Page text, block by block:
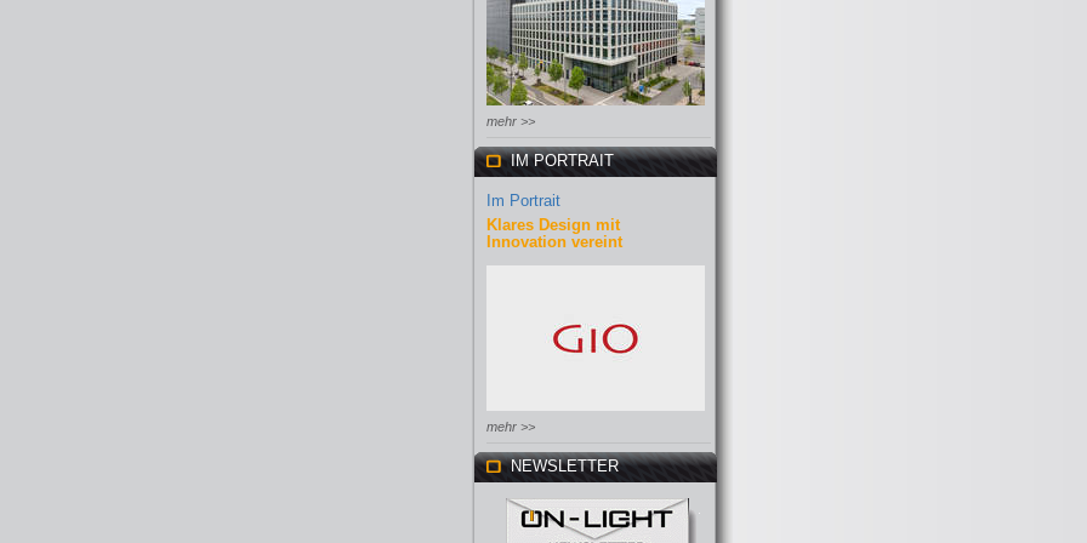
mehr >>
IM PORTRAIT
Im Portrait
Klares Design mit
Innovation vereint
mehr >>
NEWSLETTER